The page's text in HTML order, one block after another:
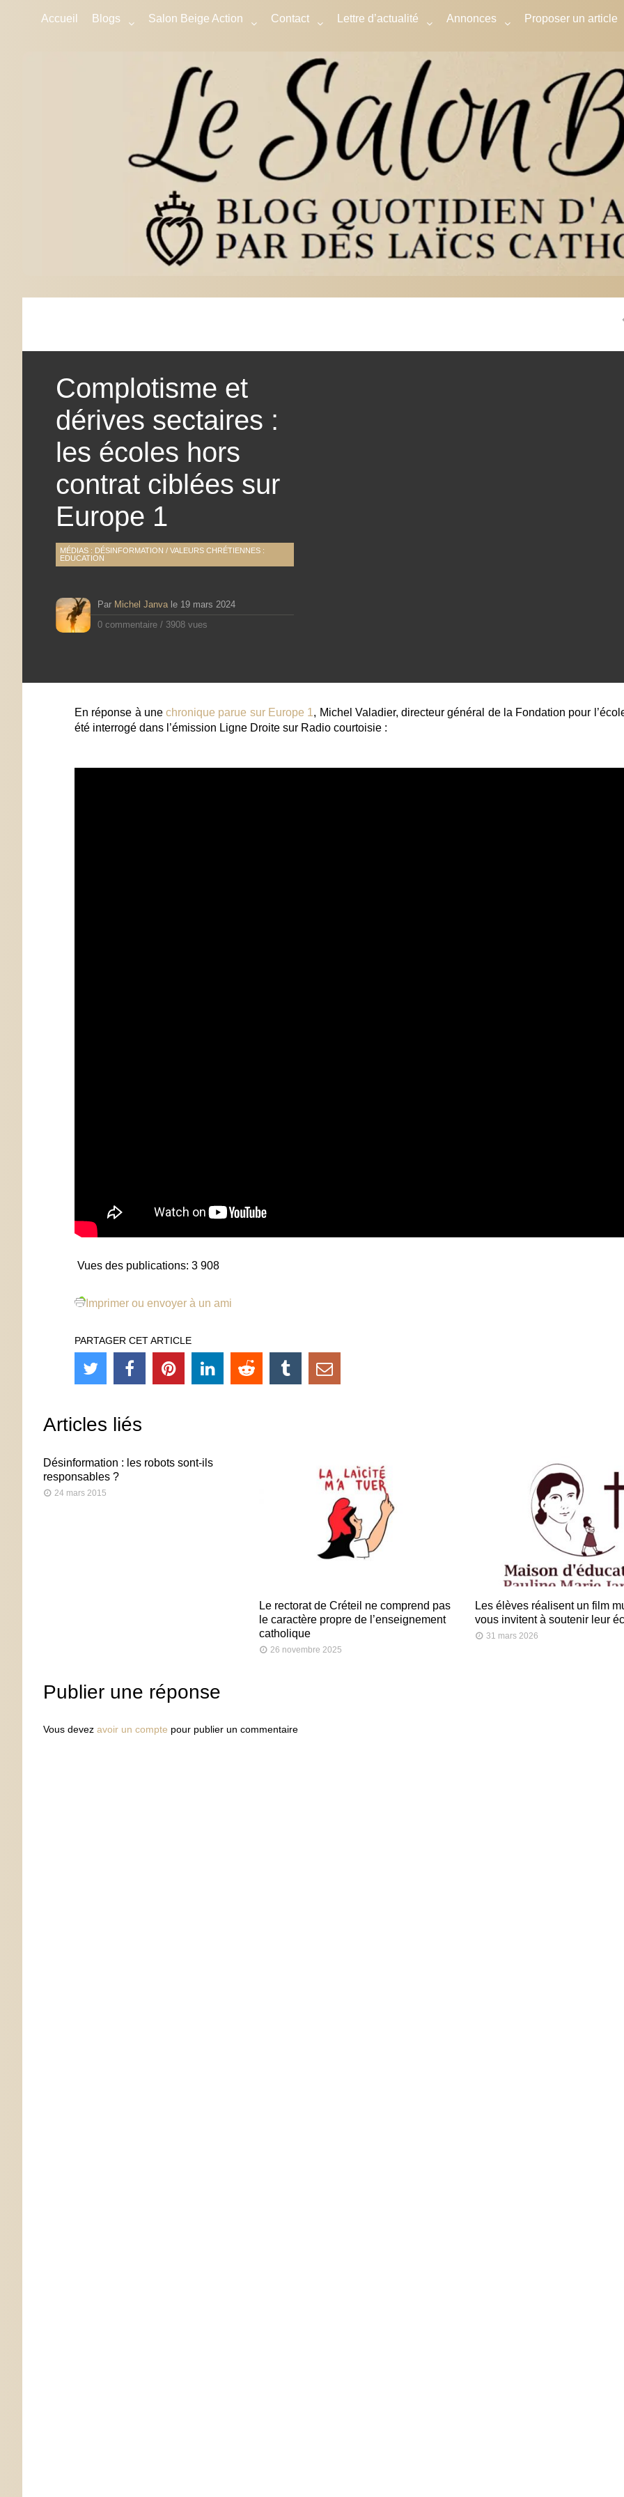
Accueil Blogs Salon Beige Action Contact Lettre d’actualité Annonces Proposer un article
Complotisme et
dérives sectaires :
les écoles hors
contrat ciblées sur
Europe 1
MÉDIAS : DÉSINFORMATION / VALEURS CHRÉTIENNES :
EDUCATION
Par Michel Janva le 19 mars 2024
0 commentaire / 3908 vues
En réponse à unechronique parue sur Europe 1, Michel Valadier, directeur général de la Fondation pour
été interrogé dans l’émission Ligne Droite sur Radio courtoisie :
Vues des publications: 3 908
Imprimer ou envoyer à un ami
PARTAGER CET ARTICLE
Articles liés
Désinformation : les robots sont-ils
responsables ?
24 mars 2015
Le rectorat de Créteil ne comprend pas
le caractère propre de l’enseignement
catholique
26 novembre 2025
Les élèves réalisent un film
vous invitent à soutenir leur
31 mars 2026
Publier une réponse
Vous devez avoir un compte pour publier un commentaire